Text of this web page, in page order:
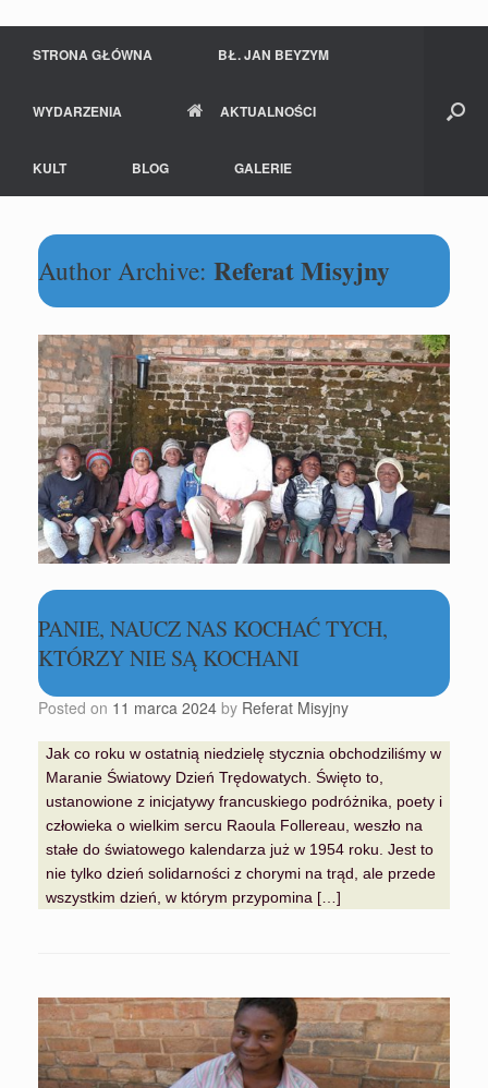
STRONA GŁÓWNA BŁ. JAN BEYZYM
WYDARZENIA AKTUALNOŚCI
KULT BLOG GALERIE
Author Archive: Referat Misyjny
PANIE, NAUCZ NAS KOCHAĆ TYCH,
KTÓRZY NIE SĄ KOCHANI
Posted on 11 marca 2024 by Referat Misyjny
Jak co roku w ostatnią niedzielę stycznia obchodziliśmy w
Maranie Światowy Dzień Trędowatych. Święto to,
ustanowione z inicjatywy francuskiego podróżnika, poety i
człowieka o wielkim sercu Raoula Follereau, weszło na
stałe do światowego kalendarza już w 1954 roku. Jest to
nie tylko dzień solidarności z chorymi na trąd, ale przede
wszystkim dzień, w którym przypomina […]